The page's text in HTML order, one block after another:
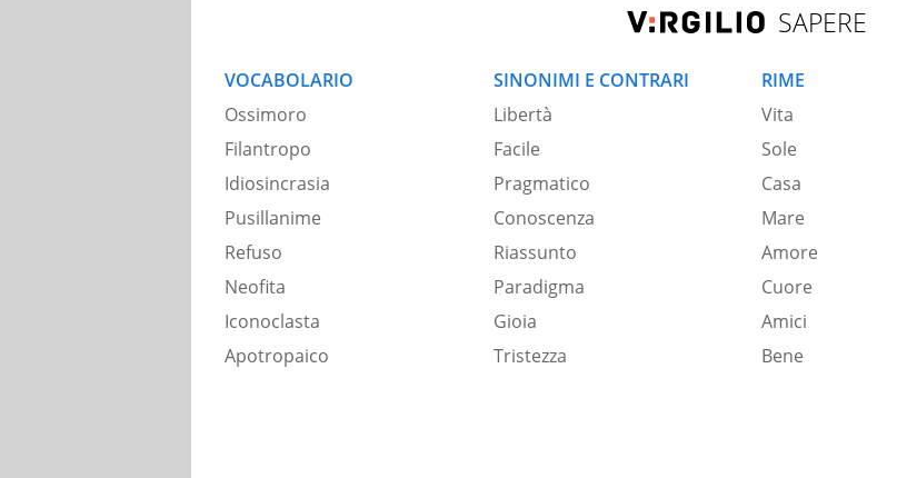
SAPERE
VOCABOLARIO
Ossimoro
Filantropo
Idiosincrasia
Pusillanime
Refuso
Neofita
Iconoclasta
Apotropaico
SINONIMI E CONTRARI
Libertà
Facile
Pragmatico
Conoscenza
Riassunto
Paradigma
Gioia
Tristezza
RIME
Vita
Sole
Casa
Mare
Amore
Cuore
Amici
Bene